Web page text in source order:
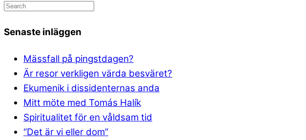
Senaste inläggen
Mässfall på pingstdagen?
Är resor verkligen värda besväret?
Ekumenik i dissidenternas anda
Mitt möte med Tomás Halík
Spiritualitet för en våldsam tid
“Det är vi eller dom”